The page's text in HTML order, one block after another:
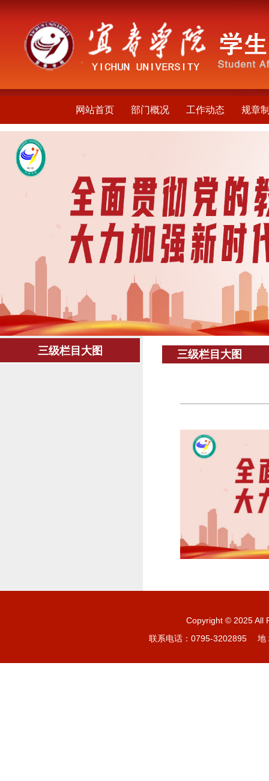
网站首页 部门概况 工作动态 规章
三级栏目大图 三级栏目大图
Copyright © 2025 All
联系电话：0795-3202895 地